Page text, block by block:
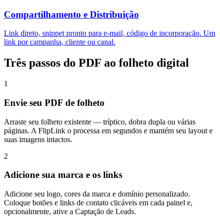
Compartilhamento e Distribuição
Link direto, snippet pronto para e-mail, código de incorporação. Um
link por campanha, cliente ou canal.
Três passos do PDF ao folheto digital
1
Envie seu PDF de folheto
Arraste seu folheto existente — tríptico, dobra dupla ou várias
páginas. A FlipLink o processa em segundos e mantém seu layout e
suas imagens intactos.
2
Adicione sua marca e os links
Adicione seu logo, cores da marca e domínio personalizado.
Coloque botões e links de contato clicáveis em cada painel e,
opcionalmente, ative a Captação de Leads.